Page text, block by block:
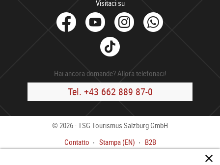
Visitaci su
facebook
YoutubeInstagram
Tik
Tok
Hai ancora domande? Allora telefonaci!
Tel. +43 662 889 87-0
© 2026 - TSG Tourismus Salzburg GmbH
Contatto
Stampa (EN)
B2B